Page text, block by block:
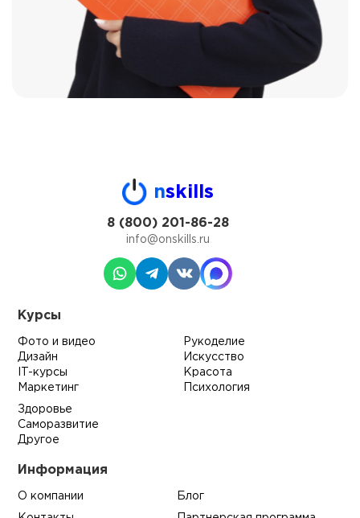
nskills
8 (800) 201-86-28
info@onskills.ru
Курсы
Фото и видео
Дизайн
IT-курсы
Маркетинг
Рукоделие
Искусство
Красота
Психология
Здоровье
Саморазвитие
Другое
Информация
О компании Блог